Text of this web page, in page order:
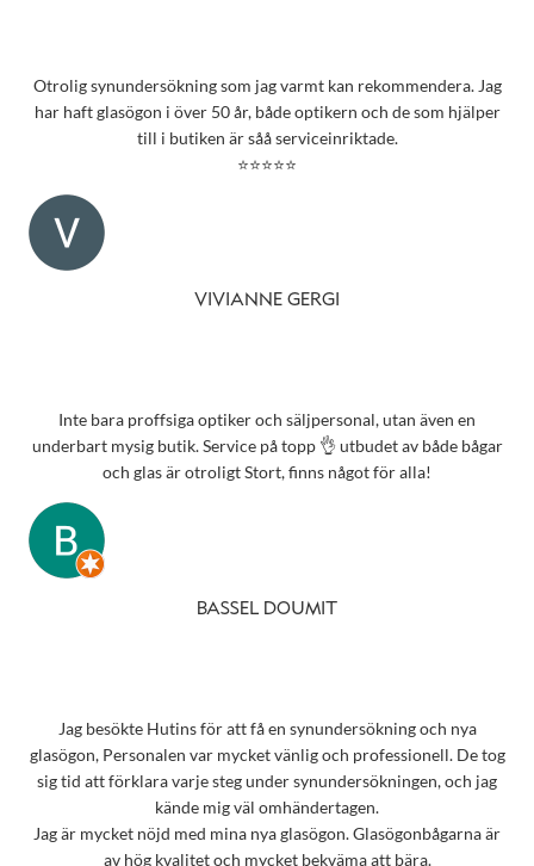
Otrolig synundersökning som jag varmt kan rekommendera. Jag
har haft glasögon i över 50 år, både optikern och de som hjälper
till i butiken är såå serviceinriktade.
⭐⭐⭐⭐⭐
VIVIANNE GERGI
Inte bara proffsiga optiker och säljpersonal, utan även en
underbart mysig butik. Service på topp 👌 utbudet av både bågar
och glas är otroligt Stort, finns något för alla!
BASSEL DOUMIT
Jag besökte Hutins för att få en synundersökning och nya
glasögon, Personalen var mycket vänlig och professionell. De tog
sig tid att förklara varje steg under synundersökningen, och jag
kände mig väl omhändertagen.
Jag är mycket nöjd med mina nya glasögon. Glasögonbågarna är
av hög kvalitet och mycket bekväma att bära.